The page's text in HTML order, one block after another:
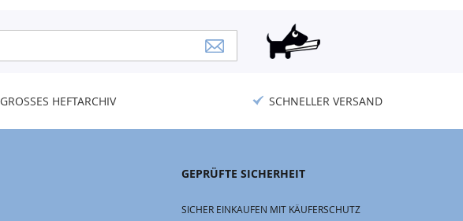
GROSSES HEFTARCHIV SCHNELLER VERSAND
GEPRÜFTE SICHERHEIT
SICHER EINKAUFEN MIT KÄUFERSCHUTZ